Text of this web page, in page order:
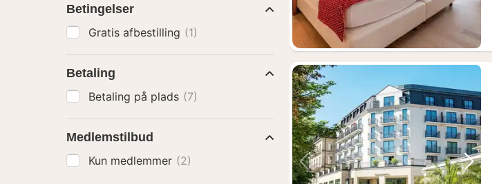
Forrige billede
Betingelser
Gratis afbestilling (1)
Betaling
Betaling på plads (7)
Medlemstilbud
Kun medlemmer (2)